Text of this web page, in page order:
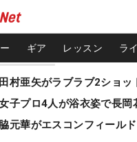
ギア レッスン ラ
田村亜矢がラブラブ2ショッ
子プロ4人が浴衣姿で長岡
脇元華がエスコンフィール